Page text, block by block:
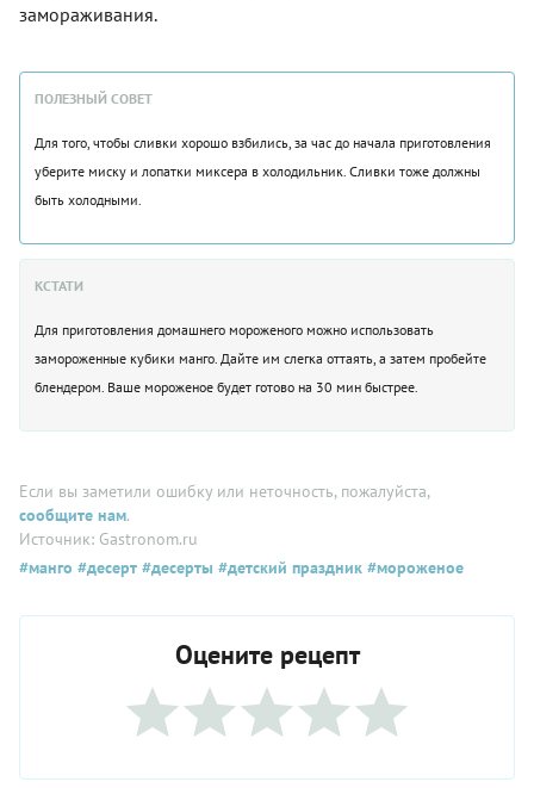
замораживания.
ПОЛЕЗНЫЙ СОВЕТ
Для того, чтобы сливки хорошо взбились, за час до начала приготовления
уберите миску и лопатки миксера в холодильник. Сливки тоже должны
быть холодными.
КСТАТИ
Для приготовления домашнего мороженого можно использовать
замороженные кубики манго. Дайте им слегка оттаять, а затем пробейте
блендером. Ваше мороженое будет готово на 30 мин быстрее.
Если вы заметили ошибку или неточность, пожалуйста,
сообщите нам.
Источник: Gastronom.ru
#манго #десерт #десерты #детский праздник #мороженое
Оцените рецепт